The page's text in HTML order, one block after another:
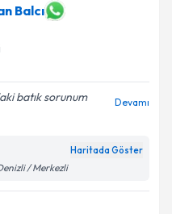
ile bilgilendireceğiz.
ilişkin
ediyorum.
Balcı
batık sorunum
Devamı
Haritada Göster
/ Merkezli